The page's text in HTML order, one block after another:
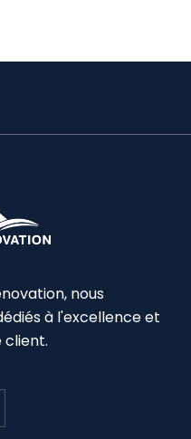
nous
à l'excellence et
client.